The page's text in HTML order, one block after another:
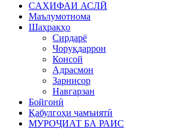
CАҲИФАИ АСЛӢ
Маълумотнома
Шаҳракҳо
Сирдарё
Чоруқдаррон
Консой
Адрасмон
Зарнисор
Навгарзан
Бойгонӣ
Қабулгоҳи ҷамъиятӣ
МУРОҶИАТ БА РАИС